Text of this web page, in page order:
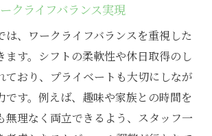
クライフバランス実現
は、ワークライフバランスを重視した
ます。シフトの柔軟性や休日取得のし
ており、プライベートも大切にしなが
です。例えば、趣味や家族との時間を
無理なく両立できるよう、スタッフ一